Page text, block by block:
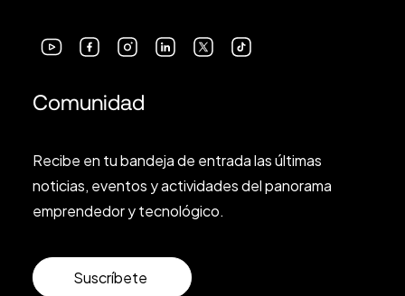
Comunidad
Recibe en tu bandeja de entrada las últimas
noticias, eventos y actividades del panorama
emprendedor y tecnológico.
Suscríbete